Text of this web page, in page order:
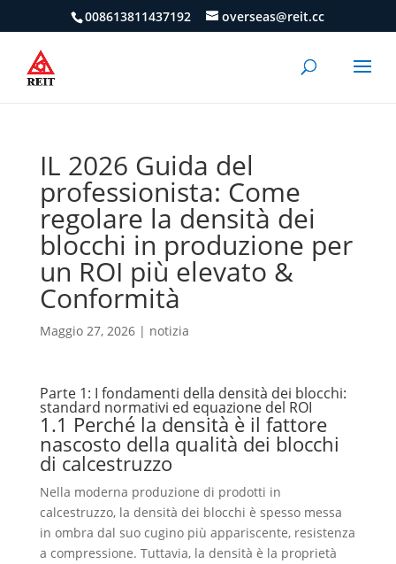
008613811437192 overseas@reit.cc
IL 2026 Guida del
professionista: Come
regolare la densità dei
blocchi in produzione per
un ROI più elevato &
Conformità
Maggio 27, 2026| notizia
Parte 1: I fondamenti della densità dei blocchi:
standard normativi ed equazione del ROI
1.1 Perché la densità è il fattore
nascosto della qualità dei blocchi
di calcestruzzo
Nella moderna produzione di prodotti in
calcestruzzo, la densità dei blocchi è spesso messa
in ombra dal suo cugino più appariscente, resistenza
a compressione. Tuttavia, la densità è la proprietà